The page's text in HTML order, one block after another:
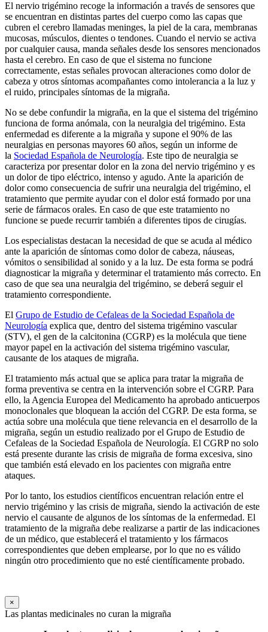
El nervio trigémino recoge la información a través de sensores que
se encuentran en distintas partes del cuerpo como las capas que
cubren el cerebro llamadas meninges, la piel de la cara, membranas
mucosas, músculos, dientes o tendones. Cuando el nervio se activa
por cualquier causa, manda señales desde los sensores mencionados
hasta el cerebro. En caso de que el sistema no funcione
correctamente, estas señales provocan alteraciones como dolor de
cabeza y otros síntomas acompañantes como intolerancia a la luz y
el ruido, principales síntomas de la migraña.
No se debe confundir la migraña, en la que el sistema del trigémino
funciona de forma anómala, con la neuralgia del trigémino. Esta
enfermedad es diferente a la migraña y supone el 90% de las
neuralgias en personas mayores 60 años, según un informe de
la Sociedad Española de Neurología. Este tipo de neuralgia se
caracteriza por presentar dolor en la zona del nervio trigémino y es
un dolor de tipo eléctrico, intenso y agudo. Ante la aparición de
dolor como consecuencia de sufrir una neuralgia del trigémino, el
tratamiento que permite ayudar con el dolor está formado por una
serie de fármacos orales. En caso de que este tratamiento no
funcione se puede recurrir también a diferentes tipos de cirugías.
Los especialistas destacan la necesidad de que se acuda al médico
ante la aparición de síntomas como dolor de cabeza, náuseas,
vómitos o sensibilidad al sonido y a la luz. De esta forma se podrá
diagnosticar la migraña y determinar el tratamiento más correcto. En
caso de que sea una neuralgia del trigémino, se deberá seguir el
tratamiento correspondiente.
El Grupo de Estudio de Cefaleas de la Sociedad Española de
Neurología explica que, dentro del sistema trigémino vascular
(STV), el gen de la calcitonina (CGRP) es la molécula que tiene
mayor papel en la activación del sistema trigémino vascular,
causante de los ataques de migraña.
El tratamiento más actual que se aplica para tratar la migraña de
forma preventiva se centra en la intervención sobre el CGRP. Para
ello, la Agencia Europea del Medicamento ha aprobado anticuerpos
monoclonales que bloquean la acción del CGRP. De esta forma, se
actúa sobre una molécula que tiene relevancia en el desarrollo de la
migraña, según un estudio realizado por el Grupo de Estudio de
Cefaleas de la Sociedad Española de Neurología. El CGRP no solo
está presente durante las crisis de migraña de forma excesiva, sino
que también está elevado en los pacientes con migraña entre
ataques.
Por lo tanto, los estudios científicos encuentran relación entre el
nervio trigémino y las crisis de migraña, siendo la activación de este
nervio el causante de algunos de los síntomas de la enfermedad. El
tratamiento de la migraña debe realizarse a partir de las indicaciones
de un médico, que establecerá el tratamiento y los fármacos
correspondientes que deben emplearse, por lo que no es válido
ningún otro procedimiento que no esté científicamente probado.
×
Las plantas medicinales no curan la migraña